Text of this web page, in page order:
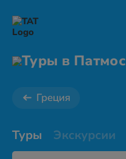
Туры в Патмос
Греция
Туры Экскурсии